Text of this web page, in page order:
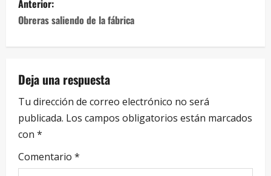
Anterior:
Obreras saliendo de la fábrica
Deja una respuesta
Tu dirección de correo electrónico no será
publicada. Los campos obligatorios están marcados
con *
Comentario *